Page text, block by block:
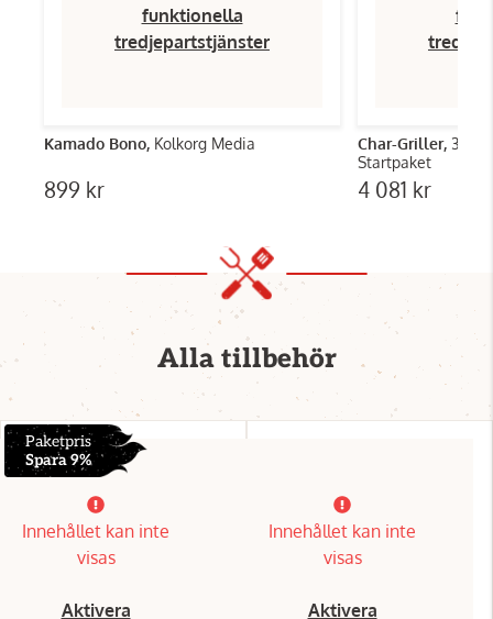
funktionella
tredjepartstjänster
Kamado Bono, Kolkorg Media
899 kr
Char-Griller, 30
Startpaket
4 081 kr
Alla tillbehör
Paketpris
Spara 9%
Innehållet kan inte
visas
Aktivera
Innehållet kan inte
visas
Aktivera